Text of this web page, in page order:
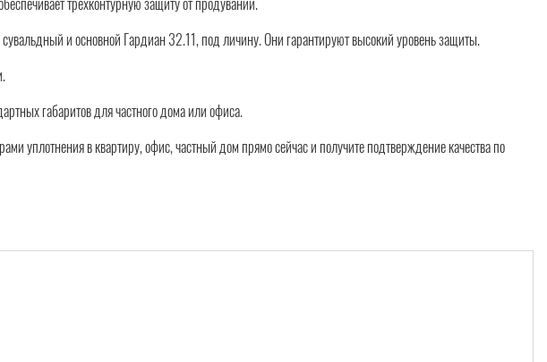
и основной Гардиан 32.11, под личину. Они гарантируют высокий уровень защиты.
габаритов для частного дома или офиса.
уплотнения в квартиру, офис, частный дом прямо сейчас и получите подтверждение качества по